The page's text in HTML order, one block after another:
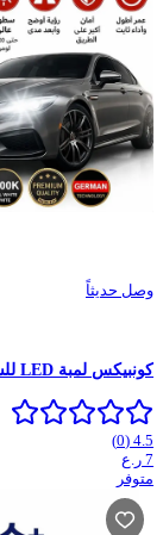
وصل حديثاً
كونبيكس لمبة LED للسيارات 120 واط 12000 لومن
4.5
(
0
)
7 ر.ع
متوفر